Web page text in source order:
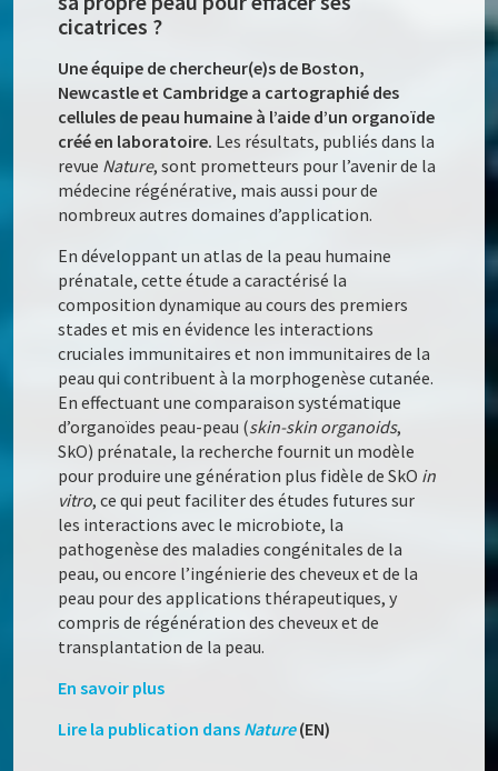
cicatrices ?
Une équipe de chercheur(e)s de Boston,
Newcastle et Cambridge a cartographié des
cellules de peau humaine à l’aide d’un organoïde
créé en laboratoire. Les résultats, publiés dans la
revue Nature, sont prometteurs pour l’avenir de la
médecine régénérative, mais aussi pour de
nombreux autres domaines d’application.
En développant un atlas de la peau humaine
prénatale, cette étude a caractérisé la
composition dynamique au cours des premiers
stades et mis en évidence les interactions
cruciales immunitaires et non immunitaires de la
peau qui contribuent à la morphogenèse cutanée.
En effectuant une comparaison systématique
d’organoïdes peau-peau (skin-skin organoids,
SkO) prénatale, la recherche fournit un modèle
pour produire une génération plus fidèle de SkO in
vitro, ce qui peut faciliter des études futures sur
les interactions avec le microbiote, la
pathogenèse des maladies congénitales de la
peau, ou encore l’ingénierie des cheveux et de la
peau pour des applications thérapeutiques, y
compris de régénération des cheveux et de
transplantation de la peau.
En savoir plus
Lire la publication dans Nature(EN)